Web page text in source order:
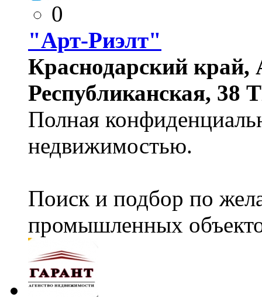
0
"Арт-Риэлт"
Краснодарский край,
Республиканская,
Полная
недвижимостью.
Поиск и подбор по
промышленных